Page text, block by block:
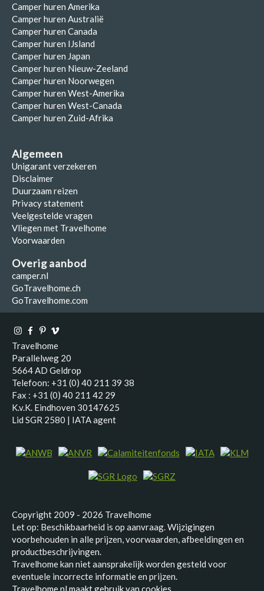
Camper huren Amerika
Camper huren Australië
Camper huren Canada
Camper huren IJsland
Camper huren Japan
Camper huren Nieuw-Zeeland
Camper huren Noorwegen
Camper huren West-Amerika
Camper huren West-Canada
Camper huren Zuid-Afrika
Algemeen
Unigarant verzekeren
Disclaimer
Duurzaam reizen
Privacy statement
Veelgestelde vragen
Vliegen met Travelhome
Voorwaarden
Overig aanbod
camper.nl
GoTravelhome.ch
GoTravelhome.com
Travelhome
Parallelweg 20
5664 AD Geldrop
Telefoon: +31 (0) 40 211 39 38
Fax : +31 (0) 40 211 42 29
K.v.K. Eindhoven 30147625
Lid SGR 2580 | IATA agent
Copyright 2009 - 2026 Travelhome
Let op: Beschikbaarheid is op aanvraag. Wijzigingen
voorbehouden in alle prijzen, voorwaarden, afbeeldingen en
productbeschrijvingen.
Travelhome kan niet aansprakelijk worden gesteld voor
eventuele incorrecte informatie en prijzen.
Travelhome.nl maakt gebruik van cookies